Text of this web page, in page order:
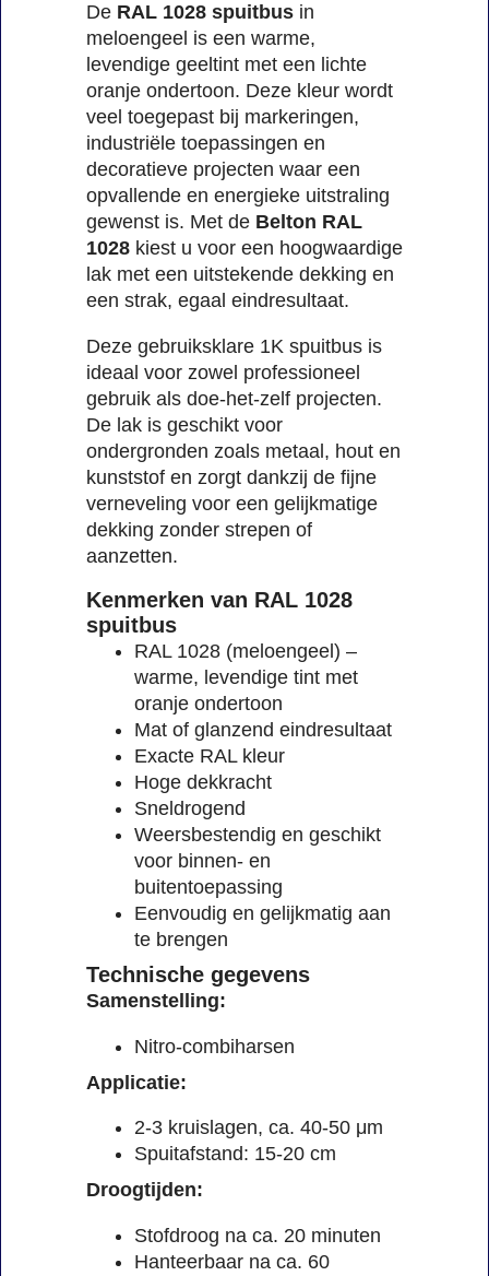
De RAL 1028 spuitbus in
meloengeel is een warme,
levendige geeltint met een lichte
oranje ondertoon. Deze kleur wordt
veel toegepast bij markeringen,
industriële toepassingen en
decoratieve projecten waar een
opvallende en energieke uitstraling
gewenst is. Met de Belton RAL
1028 kiest u voor een hoogwaardige
lak met een uitstekende dekking en
een strak, egaal eindresultaat.
Deze gebruiksklare 1K spuitbus is
ideaal voor zowel professioneel
gebruik als doe-het-zelf projecten.
De lak is geschikt voor
ondergronden zoals metaal, hout en
kunststof en zorgt dankzij de fijne
verneveling voor een gelijkmatige
dekking zonder strepen of
aanzetten.
Kenmerken van RAL 1028
spuitbus
RAL 1028 (meloengeel) –
warme, levendige tint met
oranje ondertoon
Mat of glanzend eindresultaat
Exacte RAL kleur
Hoge dekkracht
Sneldrogend
Weersbestendig en geschikt
voor binnen- en
buitentoepassing
Eenvoudig en gelijkmatig aan
te brengen
Technische gegevens
Samenstelling:
Nitro-combiharsen
Applicatie:
2-3 kruislagen, ca. 40-50 μm
Spuitafstand: 15-20 cm
Droogtijden:
Stofdroog na ca. 20 minuten
Hanteerbaar na ca. 60